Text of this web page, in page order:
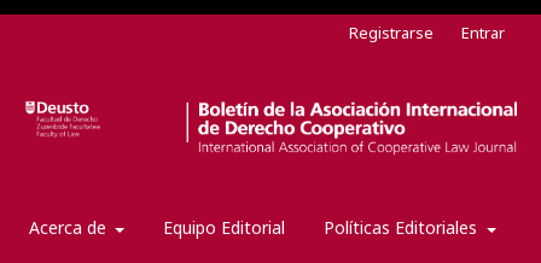
Acerca de Equipo Editorial Políticas Editoriales
Registrarse Entrar